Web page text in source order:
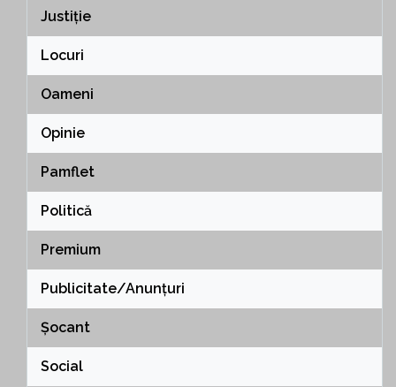
Justiție
Locuri
Oameni
Opinie
Pamflet
Politică
Premium
Publicitate/Anunțuri
Șocant
Social